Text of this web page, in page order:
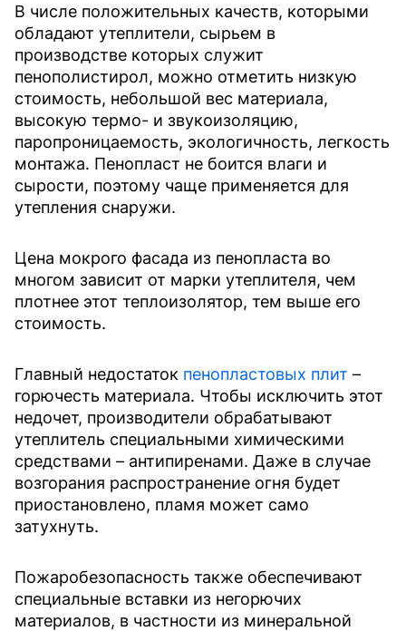
В числе положительных качеств, которыми
обладают утеплители, сырьем в
производстве которых служит
пенополистирол, можно отметить низкую
стоимость, небольшой вес материала,
высокую термо- и звукоизоляцию,
паропроницаемость, экологичность, легкость
монтажа. Пенопласт не боится влаги и
сырости, поэтому чаще применяется для
утепления снаружи.
Цена мокрого фасада из пенопласта во
многом зависит от марки утеплителя, чем
плотнее этот теплоизолятор, тем выше его
стоимость.
Главный недостаток пенопластовых плит –
горючесть материала. Чтобы исключить этот
недочет, производители обрабатывают
утеплитель специальными химическими
средствами – антипиренами. Даже в случае
возгорания распространение огня будет
приостановлено, пламя может само
затухнуть.
Пожаробезопасность также обеспечивают
специальные вставки из негорючих
материалов, в частности из минеральной